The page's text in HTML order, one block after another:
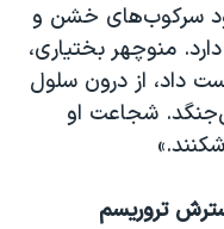
سرکوب‌های خشن و
منوچهر بختیاری،
داد، از درون سلول
شجاعت او
تروریسم